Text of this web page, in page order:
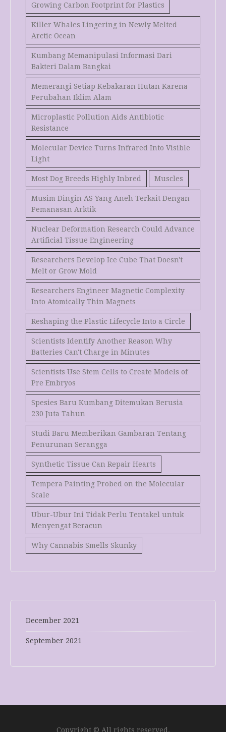
Growing Carbon Footprint for Plastics
Killer Whales Lingering in Newly Melted
Arctic Ocean
Kumbang Memanipulasi Informasi Dari
Bakteri Dalam Bangkai
Memerangi Setiap Kebakaran Hutan Karena
Perubahan Iklim Alam
Microplastic Pollution Aids Antibiotic
Resistance
Molecular Device Turns Infrared Into Visible
Light
Most Dog Breeds Highly Inbred Muscles
Musim Dingin AS Yang Aneh Terkait Dengan
Pemanasan Arktik
Nuclear Deformation Research Could Advance
Artificial Tissue Engineering
Researchers Develop Ice Cube That Doesn't
Melt or Grow Mold
Researchers Engineer Magnetic Complexity
Into Atomically Thin Magnets
Reshaping the Plastic Lifecycle Into a Circle
Scientists Identify Another Reason Why
Batteries Can't Charge in Minutes
Scientists Use Stem Cells to Create Models of
Pre Embryos
Spesies Baru Kumbang Ditemukan Berusia
230 Juta Tahun
Studi Baru Memberikan Gambaran Tentang
Penurunan Serangga
Synthetic Tissue Can Repair Hearts
Tempera Painting Probed on the Molecular
Scale
Ubur-Ubur Ini Tidak Perlu Tentakel untuk
Menyengat Beracun
Why Cannabis Smells Skunky
December 2021
September 2021
Copyright © All rights reserved.